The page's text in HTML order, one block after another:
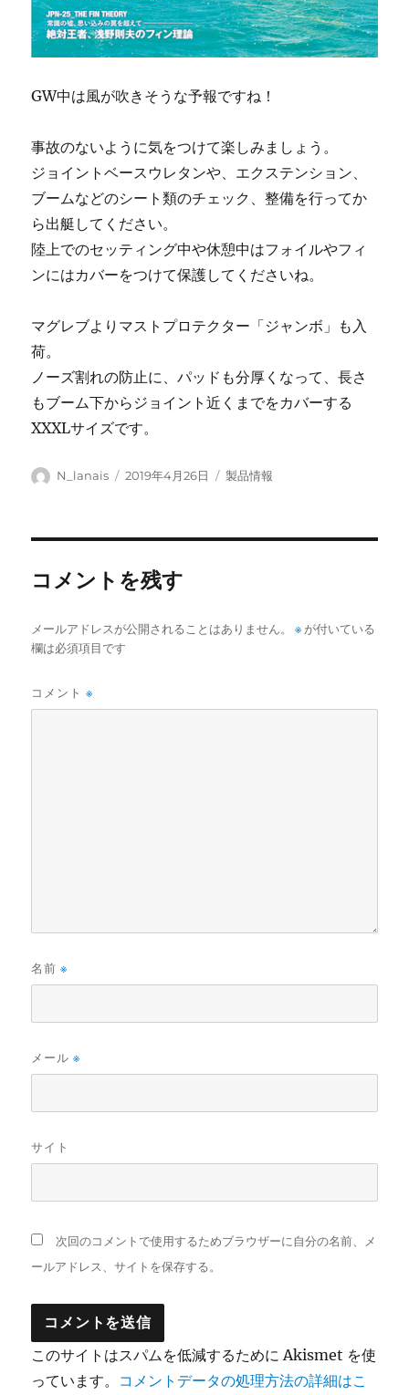
GW中は風が吹きそうな予報ですね！
事故のないように気をつけて楽しみましょう。
ジョイントベースウレタンや、エクステンション、
ブームなどのシート類のチェック、整備を行ってか
ら出艇してください。
陸上でのセッティング中や休憩中はフォイルやフィ
ンにはカバーをつけて保護してくださいね。
マグレブよりマストプロテクター「ジャンボ」も入
荷。
ノーズ割れの防止に、パッドも分厚くなって、長さ
もブーム下からジョイント近くまでをカバーする
XXXLサイズです。
投
N_lanais
投
2019年4月26日
カ
製品情報
コメントを残す
メールアドレスが公開されることはありません。 ※ が付いている
欄は必須項目です
コメント※
名前※
メール※
サイト
次回のコメントで使用するためブラウザーに自分の名前、メ
ールアドレス、サイトを保存する。
このサイトはスパムを低減するために Akismet を使
っています。 コメントデータの処理方法の詳細はこ